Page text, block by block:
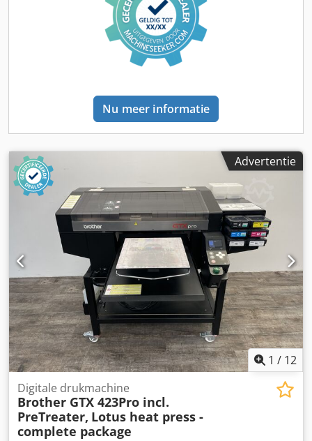
Gereedschapsopname: BT 30 Gereedschapsmagazijn met:
21 stuks Voedingssnelheden X/Y/Z-as: 10.000 - 20.000
mm/min Snelle verplaatsing X-as: 50 m/min Snelle
verplaatsing Y-as: 50 m/min Snelle verplaatsing Z-as: 56
m/min X-as versnelling: 2,0 g Y-as versnelling: 1,3 g Z-as
2360 mm Machine breedte: 2120 mm Machine hoogte:
2500 mm Machinegewicht ca.: 2,4 ton Djdpfx Aozc
Dyrogyjwa Aanvullende informatie: TAPPEN Toerental:
Boorprestatie in aluminium: max. 24 mm / F0,2
Boorprestatie in C45-staal: max. 18 mm / F0,1
Draadcapaciteit in aluminium: max. M22 Voorboren in
staal C45: max. M14 Freescapaciteit in aluminium: max.
660 cm³/min Vlakfrees: Ø 100 / diepte 2,2 mm / F=3000
Freescapaciteit in C45-staal: max. 48 cm³/min Vlakfrees: Ø
40 / diepte 2,5 mm / F=484 HOOGSNELHEID-
GEREEDSCHAPSWISSELAAR Stations met richtingslogica: 21
Wisseltijd T - T: 0,8 seconden Wisseltijd C - C bij n=10.000
tpm en XYZ-positionering: 1,4 seconden
Positioneernauwkeurigheid: ± 0,006 mm
Herhalingsnauwkeurigheid: ± 0,004 mm Nauwkeurigheid
van draaddiepte: 0,05 mm Luchtverbruik: 45 l/min
Luchtdruk: 0,5-0,6 MPa Luchtkwaliteit: 99% watervrij
Inclusief FANUC robot / automatisering Machine kan onder
stroom worden bezichtigd.
Nu meer informatie
Advertentie
1 / 12
Digitale drukmachine
Brother GTX 423Pro incl.
PreTreater, Lotus heat press -
complete package